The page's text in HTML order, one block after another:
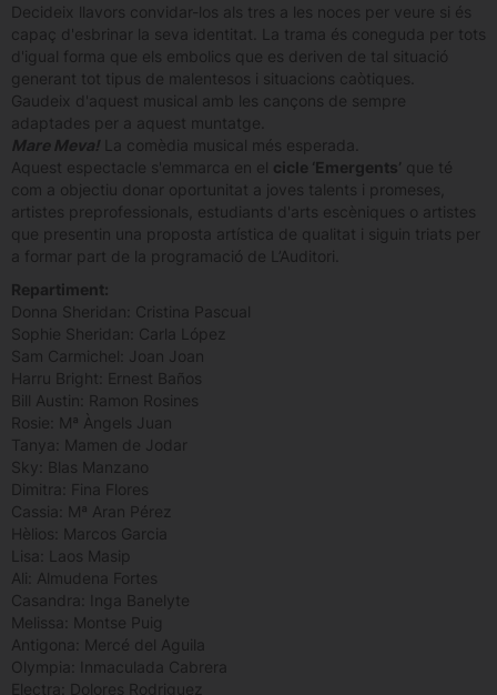
Decideix llavors convidar-los als tres a les noces per veure si és
capaç d'esbrinar la seva identitat. La trama és coneguda per tots
d'igual forma que els embolics que es deriven de tal situació
generant tot tipus de malentesos i situacions caòtiques.
Gaudeix d'aquest musical amb les cançons de sempre
adaptades per a aquest muntatge.
Mare Meva! La comèdia musical més esperada.
Aquest espectacle s'emmarca en el cicle ‘Emergents’ que té
com a objectiu donar oportunitat a joves talents i promeses,
artistes preprofessionals, estudiants d'arts escèniques o artistes
que presentin una proposta artística de qualitat i siguin triats per
a formar part de la programació de L’Auditori.
Repartiment:
Donna Sheridan: Cristina Pascual
Sophie Sheridan: Carla López
Sam Carmichel: Joan Joan
Harru Bright: Ernest Baños
Bill Austin: Ramon Rosines
Rosie: Mª Àngels Juan
Tanya: Mamen de Jodar
Sky: Blas Manzano
Dimitra: Fina Flores
Cassia: Mª Aran Pérez
Hèlios: Marcos Garcia
Lisa: Laos Masip
Ali: Almudena Fortes
Casandra: Inga Banelyte
Melissa: Montse Puig
Antigona: Mercé del Aguila
Olympia: Inmaculada Cabrera
Electra: Dolores Rodriguez